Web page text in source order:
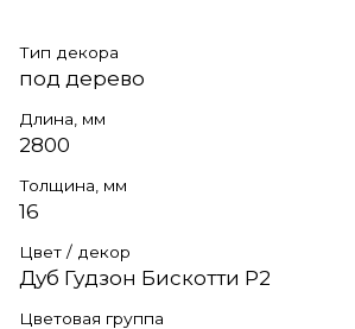
Тип декора
под дерево
Длина, мм
2800
Толщина, мм
16
Цвет / декор
Дуб Гудзон Бискотти Р2
Цветовая группа